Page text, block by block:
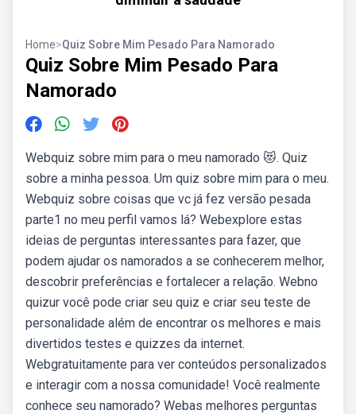
Home>Quiz Sobre Mim Pesado Para Namorado
Quiz Sobre Mim Pesado Para
Namorado
Webquiz sobre mim para o meu namorado 😻. Quiz
sobre a minha pessoa. Um quiz sobre mim para o meu.
Webquiz sobre coisas que vc já fez versão pesada
parte1 no meu perfil vamos lá? Webexplore estas
ideias de perguntas interessantes para fazer, que
podem ajudar os namorados a se conhecerem melhor,
descobrir preferências e fortalecer a relação. Webno
quizur você pode criar seu quiz e criar seu teste de
personalidade além de encontrar os melhores e mais
divertidos testes e quizzes da internet.
Webgratuitamente para ver conteúdos personalizados
e interagir com a nossa comunidade! Você realmente
conhece seu namorado? Webas melhores perguntas